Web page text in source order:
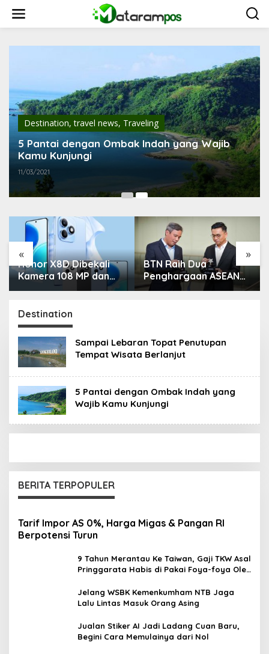
w
Destination,travel news, Traveling
5 Pantai dengan Ombak Indah yang Wajib
Kamu Kunjungi
11/03/2021
« »
Honor X8D Dibekali
Kamera 108 MP dan
Baterai Besar 7.000
BTN Raih Dua
Penghargaan ASEAN
Risk Awards 2026,
Pertumbuhan
Berkelanjutan
Destination
Sampai Lebaran Topat Penutupan
Tempat Wisata Berlanjut
5 Pantai dengan Ombak Indah yang
Wajib Kamu Kunjungi
BERITA TERPOPULER
Tarif Impor AS 0%, Harga Migas & Pangan RI
Berpotensi Turun
9 Tahun Merantau Ke Taiwan, Gaji TKW Asal
Pringgarata Habis di Pakai Foya-foya Oleh
Jelang WSBK Kemenkumham NTB Jaga
Lalu Lintas Masuk Orang Asing
Jualan Stiker AI Jadi Ladang Cuan Baru,
Begini Cara Memulainya dari Nol